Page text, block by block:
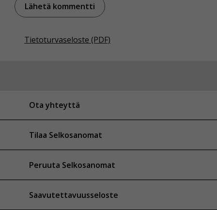
Tietoturvaseloste (PDF)
Ota yhteyttä
Tilaa Selkosanomat
Peruuta Selkosanomat
Saavutettavuusseloste